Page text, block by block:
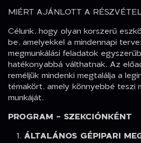
MIÉRT AJÁNLOTT A
Célunk, hogy olyan korszerű
be, amelyekkel a mindennapi
megmunkálási feladatok
hatékonyabbá válthatnak. Az
reméljük mindenki megtalálja a
témakört, amely könnyebbé teszi
munkáját.
PROGRAM - SZEKCIÓNKÉNT
ÁLTALÁNOS GÉPIPARI